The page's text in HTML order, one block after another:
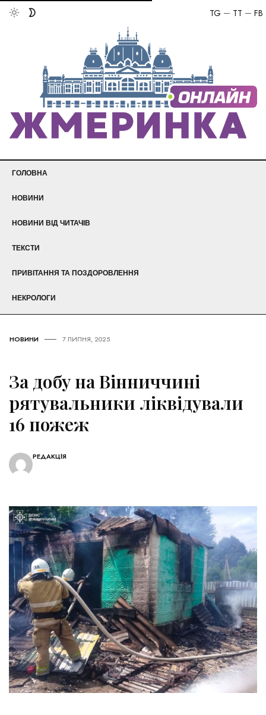
FB
TT
TG
ГОЛОВНА
НОВИНИ
НОВИНИ ВІД ЧИТАЧІВ
ТЕКСТИ
ПРИВІТАННЯ ТА ПОЗДОРОВЛЕННЯ
НЕКРОЛОГИ
НОВИНИ 7 ЛИПНЯ, 2025
За добу на Вінниччині
рятувальники ліквідували
16 пожеж
РЕДАКЦІЯ